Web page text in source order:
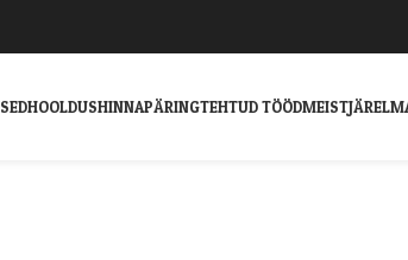
HOOLDUSHINNAPÄRINGTEHTUD TÖÖDMEIST